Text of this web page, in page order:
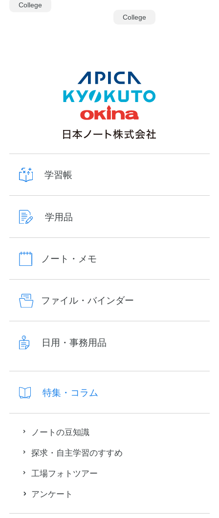
College
College
学習帳
学用品
ノート・メモ
ファイル・バインダー
日用・事務用品
特集・コラム
ノートの豆知識
探求・自主学習のすすめ
工場フォトツアー
アンケート